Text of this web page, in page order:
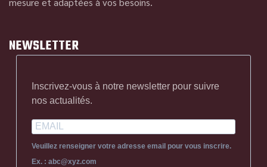
NEWSLETTER
Inscrivez-vous à notre newsletter pour suivre
nos actualités.
Veuillez renseigner votre adresse email pour vous inscrire.
Ex. : abc@xyz.com